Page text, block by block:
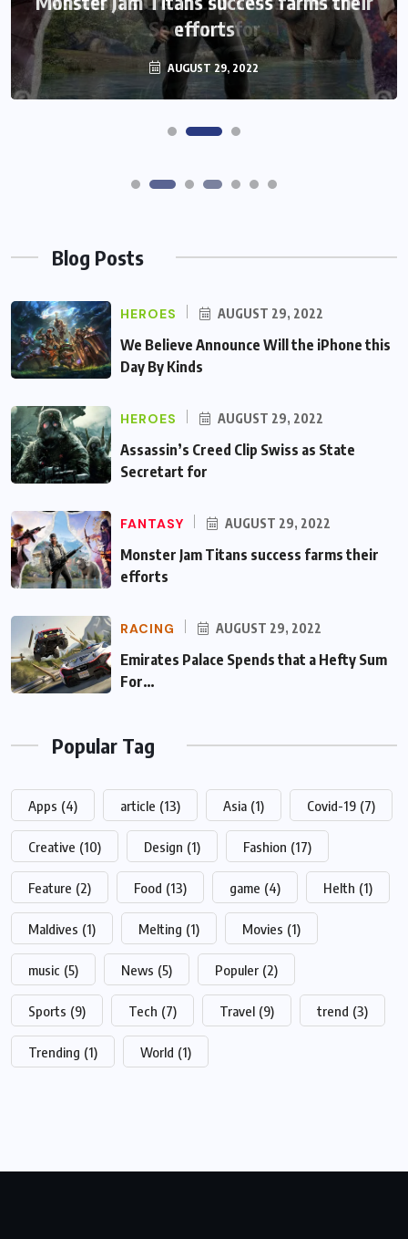
Secretart for
AUGUST 29, 2022
Blog Posts
HEROES AUGUST 29, 2022
We Believe Announce Will the iPhone this
Day By Kinds
HEROES AUGUST 29, 2022
Assassin’s Creed Clip Swiss as State
Secretart for
FANTASY AUGUST 29, 2022
Monster Jam Titans success farms their
efforts
RACING AUGUST 29, 2022
Emirates Palace Spends that a Hefty Sum
For…
Popular Tag
Apps (4) article (13) Asia (1) Covid-19 (7)
Creative (10) Design (1) Fashion (17)
Feature (2) Food (13) game (4) Helth (1)
Maldives (1) Melting (1) Movies (1)
music (5) News (5) Populer (2)
Sports (9) Tech (7) Travel (9) trend (3)
Trending (1) World (1)